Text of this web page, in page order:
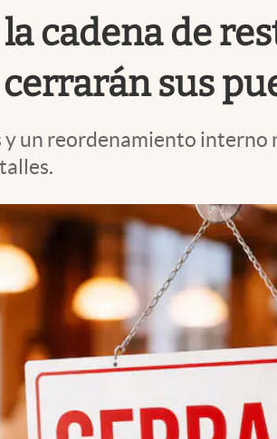
cadena de
sus
un reordenamiento interno